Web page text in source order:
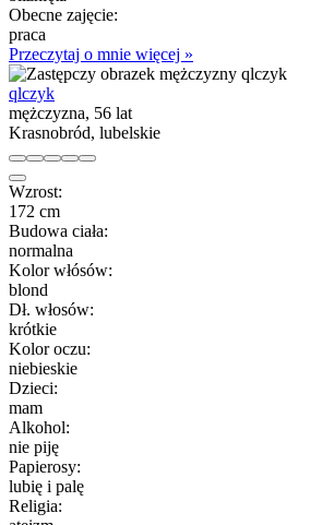
Obecne zajęcie:
praca
Przeczytaj o mnie więcej »
qlczyk
mężczyzna, 56 lat
Krasnobród, lubelskie
Wzrost:
172 cm
Budowa ciała:
normalna
Kolor włósów:
blond
Dł. włosów:
krótkie
Kolor oczu:
niebieskie
Dzieci:
mam
Alkohol:
nie piję
Papierosy:
lubię i palę
Religia: